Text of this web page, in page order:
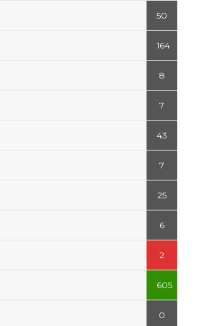
50
164
8
7
43
7
25
6
2
605
0